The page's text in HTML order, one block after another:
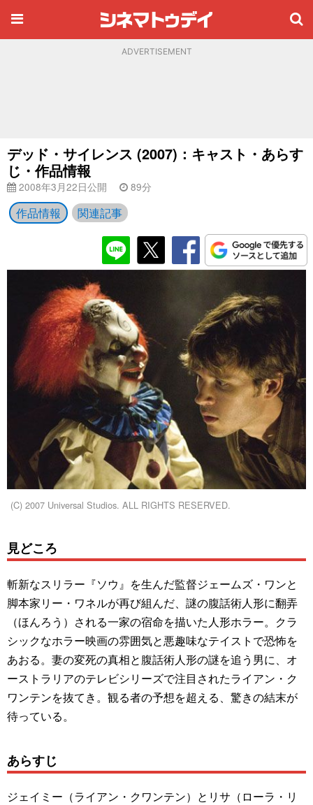
ADVERTISEMENT
デッド・サイレンス (2007)：キャスト・あらす
じ・作品情報
2008年3月22日公開 89分
作品情報 関連記事
(C) 2007 Universal Studios. ALL RIGHTS RESERVED.
見どころ
斬新なスリラー『ソウ』を生んだ監督ジェームズ・ワンと
脚本家リー・ワネルが再び組んだ、謎の腹話術人形に翻弄
（ほんろう）される一家の宿命を描いた人形ホラー。クラ
シックなホラー映画の雰囲気と悪趣味なテイストで恐怖を
あおる。妻の変死の真相と腹話術人形の謎を追う男に、オ
ーストラリアのテレビシリーズで注目されたライアン・ク
ワンテンを抜てき。観る者の予想を超える、驚きの結末が
待っている。
あらすじ
ジェイミー（ライアン・クワンテン）とリサ（ローラ・リ